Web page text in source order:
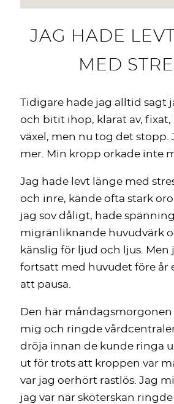
JAG HADE
MED
Tidigare hade jag alltid sagt
och bitit ihop, klarat av, fixat,
växel, men nu tog det stopp.
mer. Min kropp orkade inte
Jag hade levt länge med
och inre, kände ofta stark
jag sov dåligt, hade
migränliknande huvudvärk
känslig för ljud och ljus. Men
fortsatt med huvudet före år
att pausa.
Den här måndagsmorgonen
mig och ringde
dröja innan de kunde ringa
ut för trots att kroppen var
var jag oerhört rastlös. Jag
jag var när sköterskan